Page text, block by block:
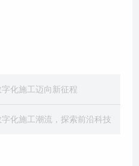
化施工迈向新征程
化施工潮流，探索前沿科技